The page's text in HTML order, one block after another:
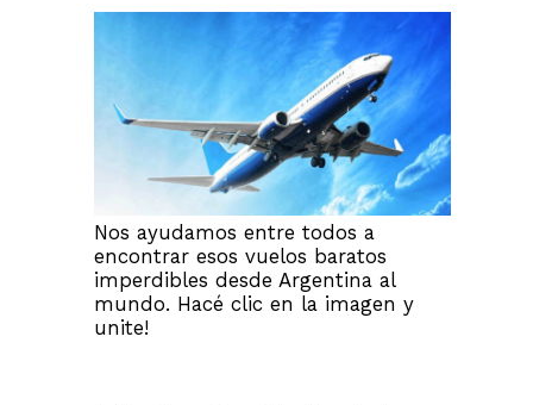
Nos ayudamos entre todos a
encontrar esos vuelos baratos
imperdibles desde Argentina al
mundo. Hacé clic en la imagen y
unite!